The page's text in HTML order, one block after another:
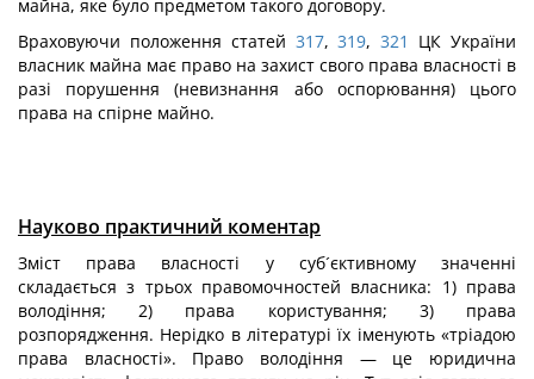
майна, яке було предметом такого договору.
Враховуючи положення статей 317,319,321
ЦК України
власник майна має право на захист свого права власності в
разі порушення (невизнання або оспорювання) цього
права на спірне майно.
Науково практичний коментар
Зміст права власності у суб´єктивному значенні
складається з трьох правомочностей власника: 1) права
володіння; 2) права користування; 3) права
розпорядження. Нерідко в літературі їх іменують «тріадою
права власності». Право володіння — це юридична